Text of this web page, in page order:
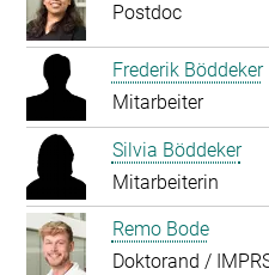
Postdoc
Frederik Böddeker
Mitarbeiter
Silvia Böddeker
Mitarbeiterin
Remo Bode
Doktorand /